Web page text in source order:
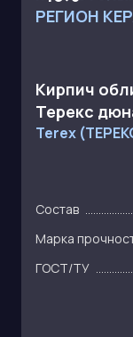
Кирпич
Терекс
Terex
Состав
Марка
ГОСТ/ТУ